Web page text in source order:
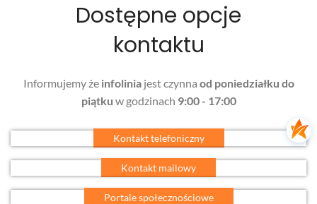
Dostępne opcje
kontaktu
Informujemy że infoliniajest czynna od poniedziałku do
piątku w godzinach 9:00 - 17:00
Kontakt telefoniczny
Kontakt mailowy
Portale społecznościowe